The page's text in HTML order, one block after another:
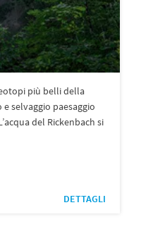
più belli della
selvaggio paesaggio
del Rickenbach si
DETTAGLI